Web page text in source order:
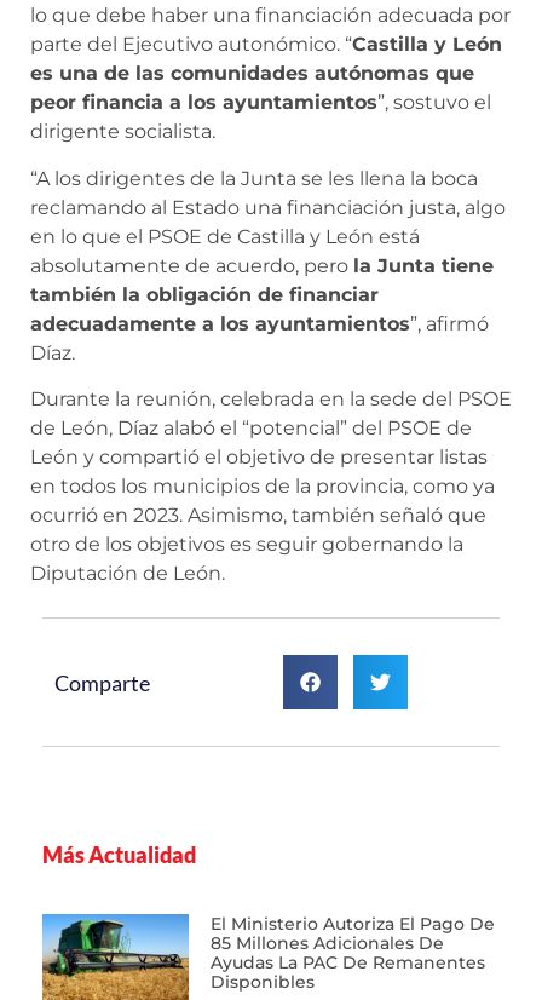
lo que debe haber una financiación adecuada por
parte del Ejecutivo autonómico. “Castilla y León
es una de las comunidades autónomas que
peor financia a los ayuntamientos”, sostuvo el
dirigente socialista.
“A los dirigentes de la Junta se les llena la boca
reclamando al Estado una financiación justa, algo
en lo que el PSOE de Castilla y León está
absolutamente de acuerdo, pero la Junta tiene
también la obligación de financiar
adecuadamente a los ayuntamientos”, afirmó
Díaz.
Durante la reunión, celebrada en la sede del PSOE
de León, Díaz alabó el “potencial” del PSOE de
León y compartió el objetivo de presentar listas
en todos los municipios de la provincia, como ya
ocurrió en 2023. Asimismo, también señaló que
otro de los objetivos es seguir gobernando la
Diputación de León.
Comparte
Más Actualidad
El Ministerio Autoriza El Pago De
85 Millones Adicionales De
Ayudas La PAC De Remanentes
Disponibles